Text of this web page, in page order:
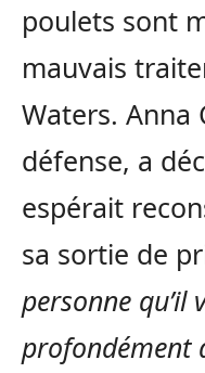
poulets sont
mauvais
Waters. Anna
défense, a
espérait
sa sortie de
personne qu’il
profondément